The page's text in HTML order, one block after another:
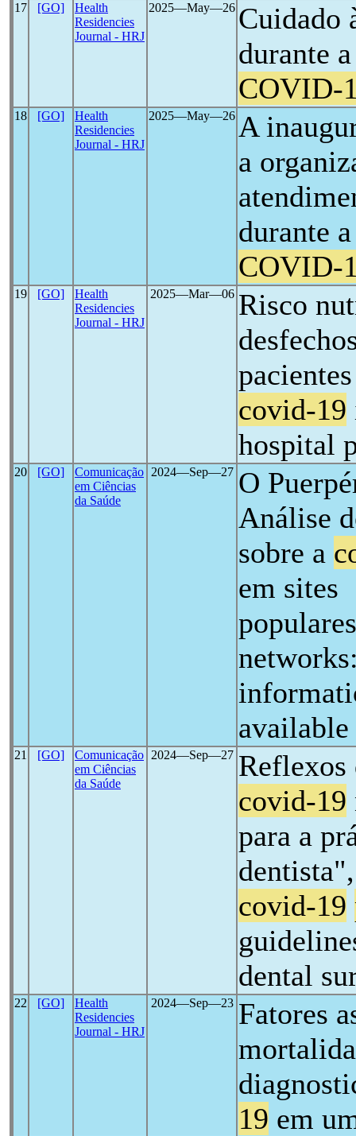
17 [GO]
Health
Residencies
Journal - HRJ
2025―May―26 Cuidado
durante
COVID-
18 [GO]
Health
Residencies
Journal - HRJ
2025―May―26 A
a
durante
COVID-
19 [GO]
Health
Residencies
Journal - HRJ
2025―Mar―06 Risco
covid-19
hospital
20 [GO]
Comunicação
em Ciências
da Saúde
2024―Sep―27 O
Análise
sobre a
em sites
21 [GO]
Comunicação
em Ciências
da Saúde
2024―Sep―27 Reflexos
covid-19
para a
covid-19
dental
22 [GO]
Health
Residencies
Journal - HRJ
2024―Sep―23 Fatores
19 em